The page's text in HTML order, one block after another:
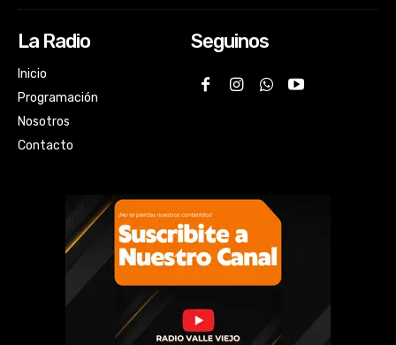
La Radio
Inicio
Programación
Nosotros
Contacto
Seguinos